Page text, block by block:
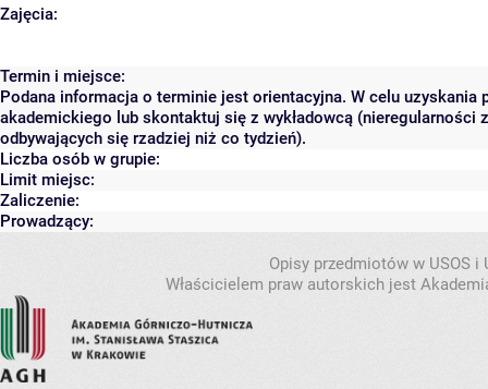
Zajęcia:
Termin i miejsce:
Podana informacja o terminie jest orientacyjna. W celu
akademickiego lub skontaktuj się z wykładowcą (nieregularności
odbywających się rzadziej niż co tydzień).
Liczba osób w grupie:
Limit miejsc:
Zaliczenie:
Prowadzący:
Opisy przedmiotów w USOS
Właścicielem praw autorskich jest